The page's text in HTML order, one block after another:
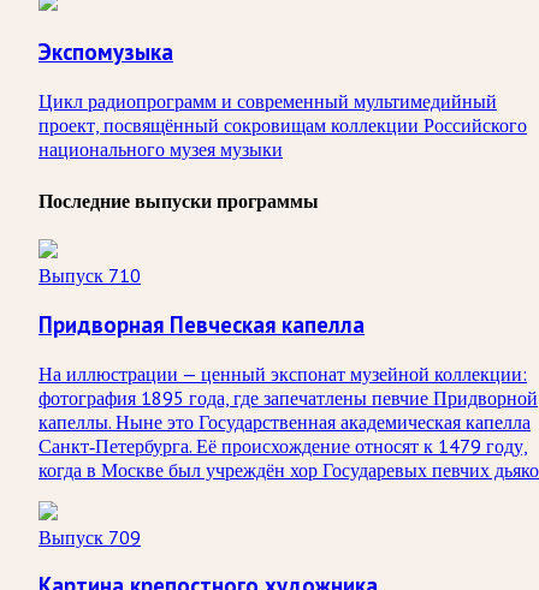
Экспомузыка
Цикл радиопрограмм и современный мультимедийный
проект, посвящённый сокровищам коллекции Российского
национального музея музыки
Последние выпуски программы
Выпуск 710
Придворная Певческая капелла
На иллюстрации — ценный экспонат музейной коллекции:
фотография 1895 года, где запечатлены певчие Придворной
капеллы. Ныне это Государственная академическая капелла
Санкт‑Петербурга. Её происхождение относят к 1479 году,
когда в Москве был учреждён хор Государевых певчих
Выпуск 709